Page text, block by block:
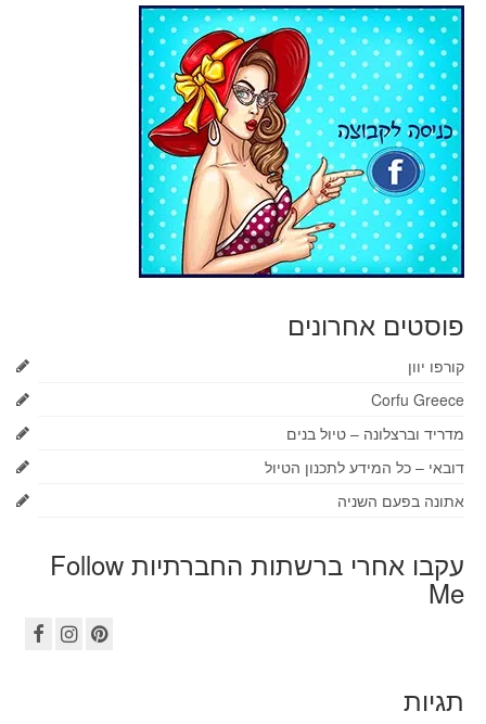
פוסטים אחרונים
קורפו יוון
Corfu Greece
מדריד וברצלונה – טיול בנים
דובאי – כל המידע לתכנון הטיול
אתונה בפעם השניה
עקבו אחרי ברשתות החברתיות Follow
Me
תגיות